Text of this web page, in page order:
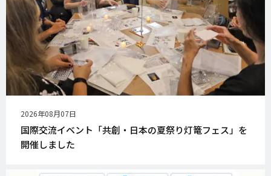
公
開
日
2026年08月07日
国際交流イベント「共創・日本の夏祭り灯篭フェス」を
開催しました